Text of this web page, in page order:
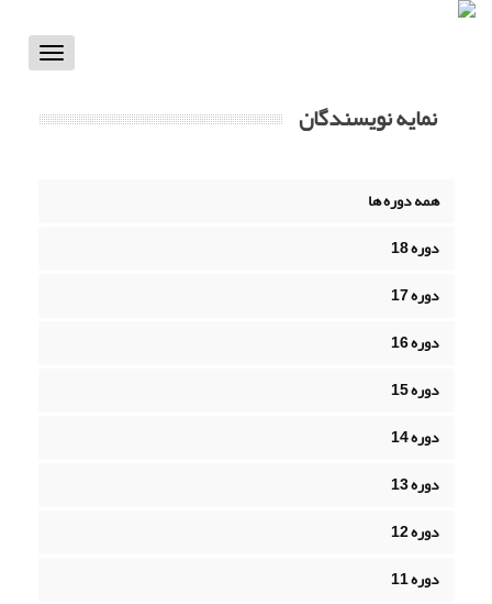
Toggle
نمایه نویسندگان
همه دوره ها
دوره 18
دوره 17
دوره 16
دوره 15
دوره 14
دوره 13
دوره 12
دوره 11